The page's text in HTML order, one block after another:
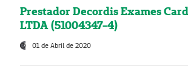
Prestador Decordis Exames
LTDA (51004347-4)
01 de Abril de 2020